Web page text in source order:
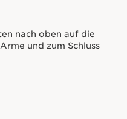
nach oben auf die
und zum Schluss